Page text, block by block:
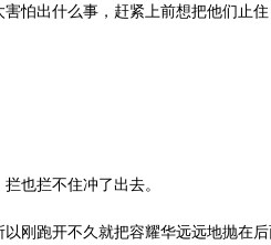
出什么事，赶紧上前想把他们止住
也拦不住冲了出去。
跑开不久就把容耀华远远地抛在